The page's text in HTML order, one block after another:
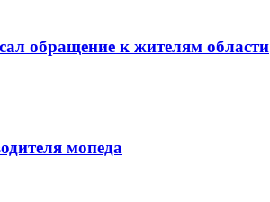
обращение к жителям области
мопеда